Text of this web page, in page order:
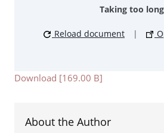
Taking too
Reload document |
Download [169.00 B]
About the Author